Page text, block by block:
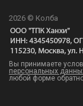
2026 © Колба
Вы принимаете
персональных
любой форме